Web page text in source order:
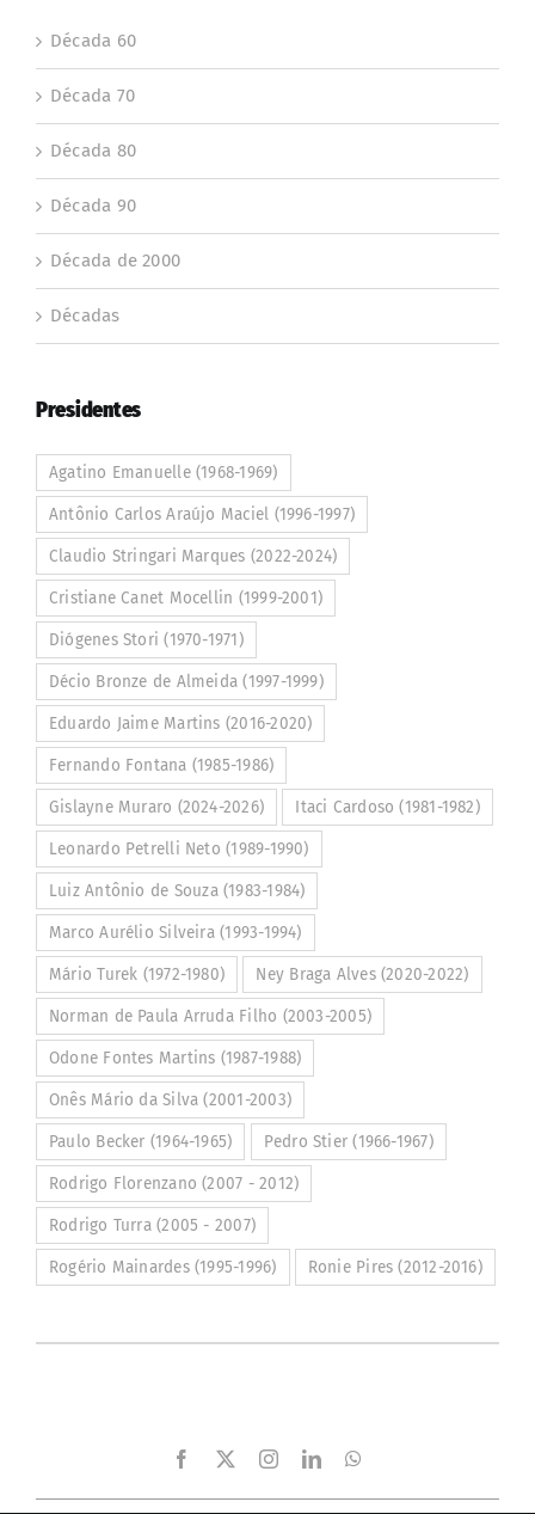
Década 60
Década 70
Década 80
Década 90
Década de 2000
Décadas
Presidentes
Agatino Emanuelle (1968-1969)
Antônio Carlos Araújo Maciel (1996-1997)
Claudio Stringari Marques (2022-2024)
Cristiane Canet Mocellin (1999-2001)
Diógenes Stori (1970-1971)
Décio Bronze de Almeida (1997-1999)
Eduardo Jaime Martins (2016-2020)
Fernando Fontana (1985-1986)
Gislayne Muraro (2024-2026) Itaci Cardoso (1981-1982)
Leonardo Petrelli Neto (1989-1990)
Luiz Antônio de Souza (1983-1984)
Marco Aurélio Silveira (1993-1994)
Mário Turek (1972-1980) Ney Braga Alves (2020-2022)
Norman de Paula Arruda Filho (2003-2005)
Odone Fontes Martins (1987-1988)
Onês Mário da Silva (2001-2003)
Paulo Becker (1964-1965) Pedro Stier (1966-1967)
Rodrigo Florenzano (2007 - 2012)
Rodrigo Turra (2005 - 2007)
Rogério Mainardes (1995-1996) Ronie Pires (2012-2016)